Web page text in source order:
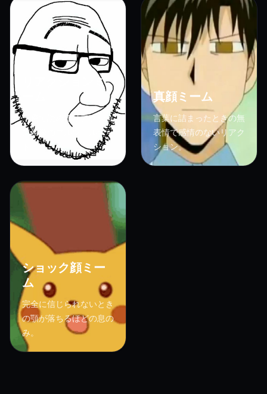
リアクションミ
一瞬で読めるリアクショ
ン画像のフルツールキッ
真顔ミーム
言葉に詰まったときの無
表情で感情のないリアク
ション。
ショック顔ミー
ム
完全に信じられないとき
の顎が落ちるほどの息の
み。